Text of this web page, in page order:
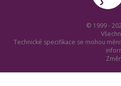
© 1999 -
Technické specifikace se mohou